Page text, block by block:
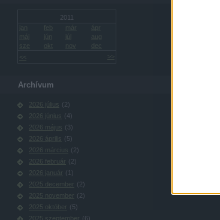
2011
>>
jan feb már
ápr
máj
jún
aug
okt nov
Archívum
2026 július (2)
2026 június (4)
2026 május (3)
2026 április (5)
2026 március (2)
2026 február (2)
2026 január ( 1 )
2025 december (2)
2025 november (2)
2025 október (5)
2025 szeptember (6 )